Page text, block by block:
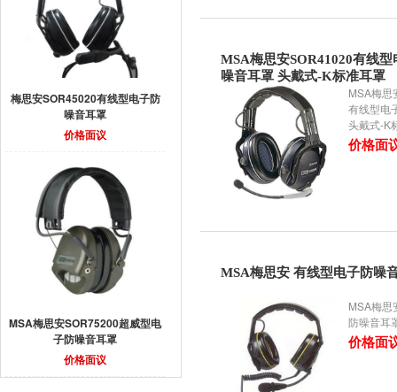
梅思安SOR45020有线型电子防
噪音耳罩
价格面议
MSA梅思安SOR75200超威型电
子防噪音耳罩
价格面议
MSA梅思安SOR41020有线型
噪音耳罩 头戴式-K标准耳罩
MSA梅思
有线型电
头戴式-K
价格面
MSA梅思安 有线型电子防噪
MSA梅思
防噪音耳
价格面